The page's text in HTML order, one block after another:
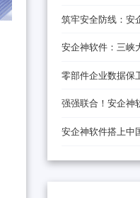
安全制造新防线
筑牢安全防线：安
数据防泄密解决方
安企神软件：三峡
伙伴
零部件企业数据保
密铜墙铁壁
强强联合！安企神
安全防线
安企神软件搭上中
车”，将带来哪些